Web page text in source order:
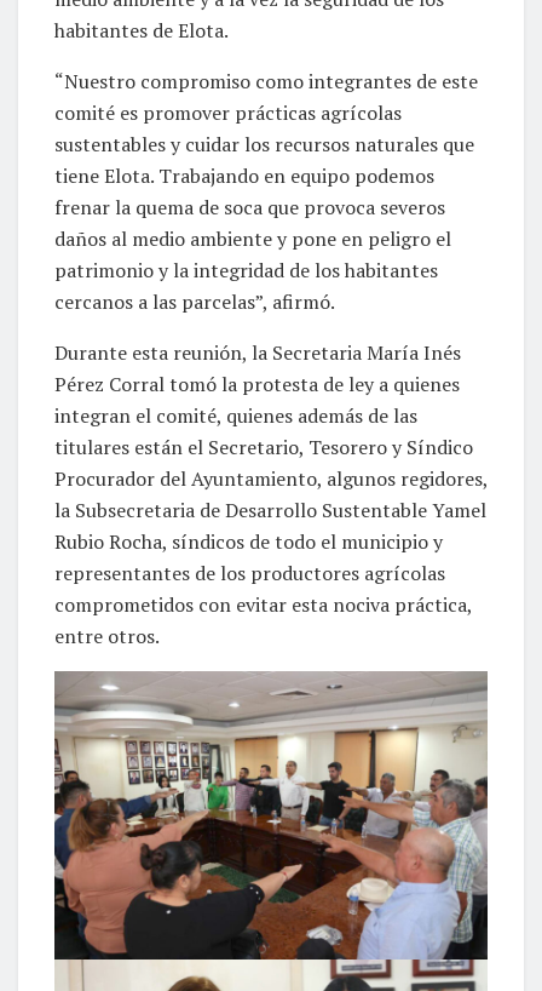
habitantes de Elota.
“Nuestro compromiso como integrantes de este
comité es promover prácticas agrícolas
sustentables y cuidar los recursos naturales que
tiene Elota. Trabajando en equipo podemos
frenar la quema de soca que provoca severos
daños al medio ambiente y pone en peligro el
patrimonio y la integridad de los habitantes
cercanos a las parcelas”, afirmó.
Durante esta reunión, la Secretaria María Inés
Pérez Corral tomó la protesta de ley a quienes
integran el comité, quienes además de las
titulares están el Secretario, Tesorero y Síndico
Procurador del Ayuntamiento, algunos regidores,
la Subsecretaria de Desarrollo Sustentable Yamel
Rubio Rocha, síndicos de todo el municipio y
representantes de los productores agrícolas
comprometidos con evitar esta nociva práctica,
entre otros.